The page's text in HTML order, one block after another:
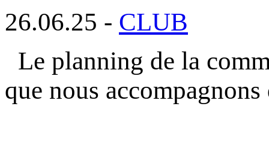
26.06.25 - CLUB
Le planning de la
que nous